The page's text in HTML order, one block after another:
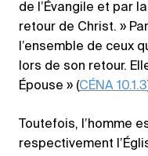
de l’Évangile et par
retour de Christ. »
l’ensemble de ceux
lors de son retour.
Épouse » (CÉNA 10.1.3
Toutefois, l’homme
respectivement